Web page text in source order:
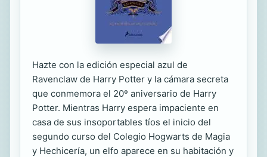
Hazte con la edición especial azul de
Ravenclaw de Harry Potter y la cámara secreta
que conmemora el 20º aniversario de Harry
Potter. Mientras Harry espera impaciente en
casa de sus insoportables tíos el inicio del
segundo curso del Colegio Hogwarts de Magia
y Hechicería, un elfo aparece en su habitación y